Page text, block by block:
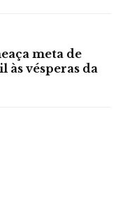
meta de
às vésperas da